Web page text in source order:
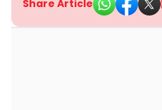
Share Article